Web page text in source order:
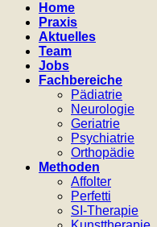
Home
Praxis
Aktuelles
Team
Jobs
Fachbereiche
Pädiatrie
Neurologie
Geriatrie
Psychiatrie
Orthopädie
Methoden
Affolter
Perfetti
SI-Therapie